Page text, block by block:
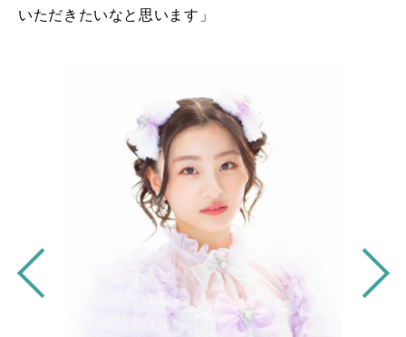
いただきたいなと思います」